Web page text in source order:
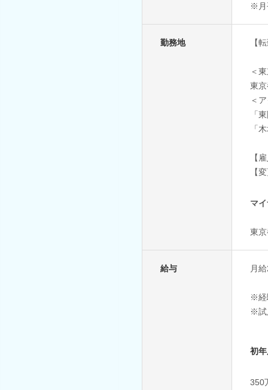
※月
勤務地 【
＜
東
＜
「
「
【
【
マ
東
給与 月
※経
※試
初
350